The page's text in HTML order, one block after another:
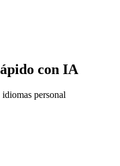
con IA
personal